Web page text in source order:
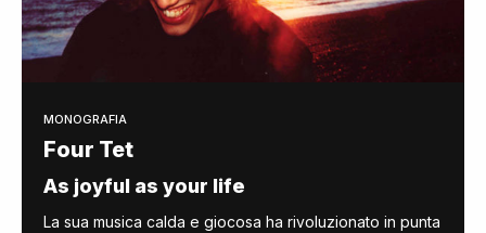
MONOGRAFIA
Four Tet
As joyful as your life
La sua musica calda e giocosa ha rivoluzionato in punta